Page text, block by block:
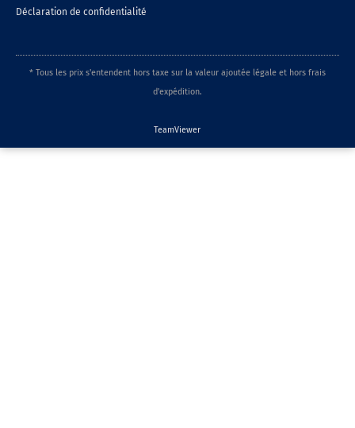
Déclaration de confidentialité
* Tous les prix s'entendent hors taxe sur la valeur ajoutée légale et hors frais
d'expédition.
TeamViewer